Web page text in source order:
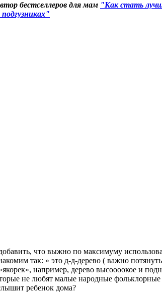
бестселлеров для мам "Как стать
что выжно по максимуму
так: » это д-д-дерево ( важно
например, дерево высоооокое и
не любят малые народные
ребенок дома?